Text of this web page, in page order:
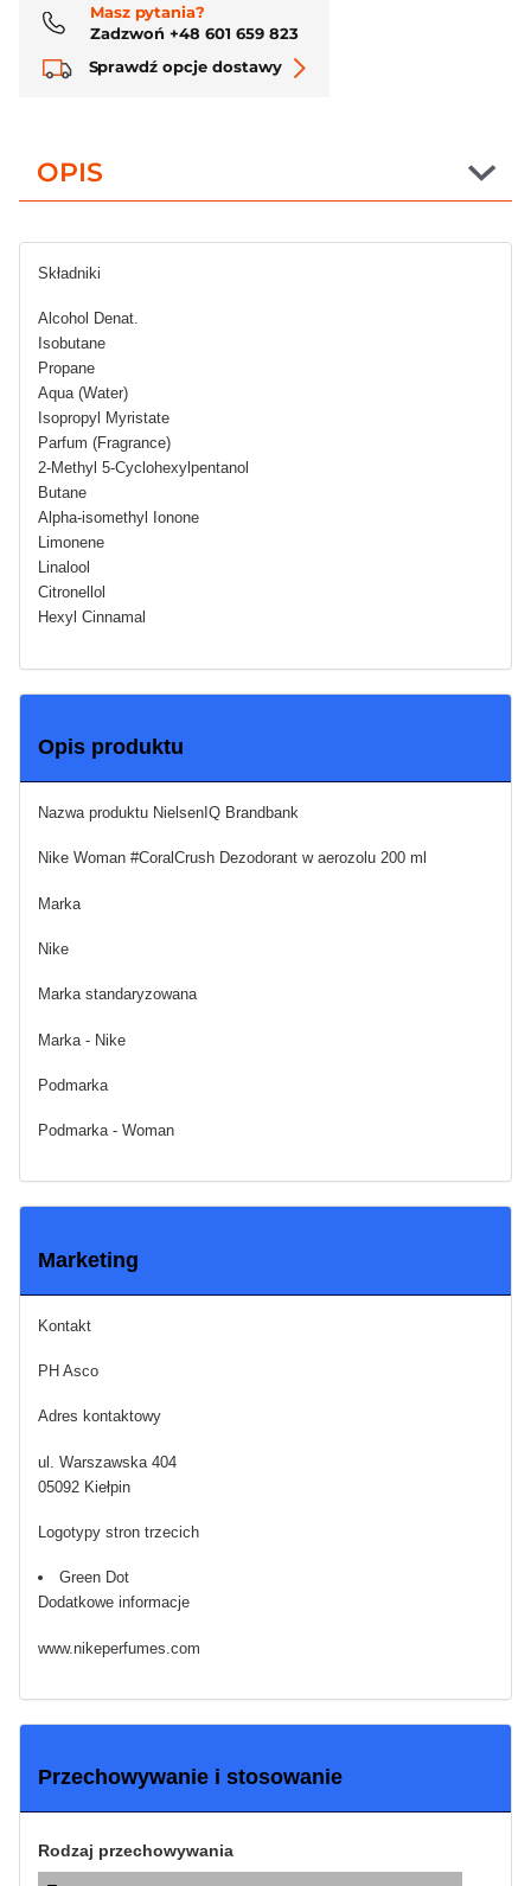
Masz pytania?
Zadzwoń +48 601 659 823
Sprawdź opcje dostawy
OPIS
Składniki
Alcohol Denat.
Isobutane
Propane
Aqua (Water)
Isopropyl Myristate
Parfum (Fragrance)
2-Methyl 5-Cyclohexylpentanol
Butane
Alpha-isomethyl Ionone
Limonene
Linalool
Citronellol
Hexyl Cinnamal
Opis produktu
Nazwa produktu NielsenIQ Brandbank
Nike Woman #CoralCrush Dezodorant w aerozolu 200 ml
Marka
Nike
Marka standaryzowana
Marka - Nike
Podmarka
Podmarka - Woman
Marketing
Kontakt
PH Asco
Adres kontaktowy
ul. Warszawska 404
05092 Kiełpin
Logotypy stron trzecich
Green Dot
Dodatkowe informacje
www.nikeperfumes.com
Przechowywanie i stosowanie
Rodzaj przechowywania